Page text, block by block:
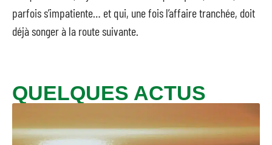
parfois s’impatiente… et qui, une fois l’affaire tranchée, doit
déjà songer à la route suivante.
QUELQUES ACTUS